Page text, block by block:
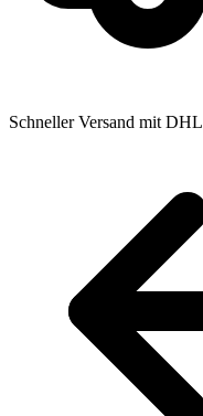
Schneller Versand mit DHL